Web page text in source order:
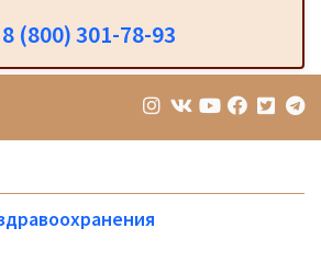
8 (800) 301-78-93